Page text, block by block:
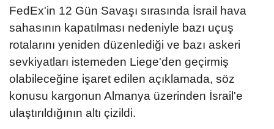
FedEx'in 12 Gün Savaşı sırasında İsrail hava
sahasının kapatılması nedeniyle bazı uçuş
rotalarını yeniden düzenlediği ve bazı askeri
sevkiyatları istemeden Liege'den geçirmiş
olabileceğine işaret edilen açıklamada, söz
konusu kargonun Almanya üzerinden İsrail'e
ulaştırıldığının altı çizildi.